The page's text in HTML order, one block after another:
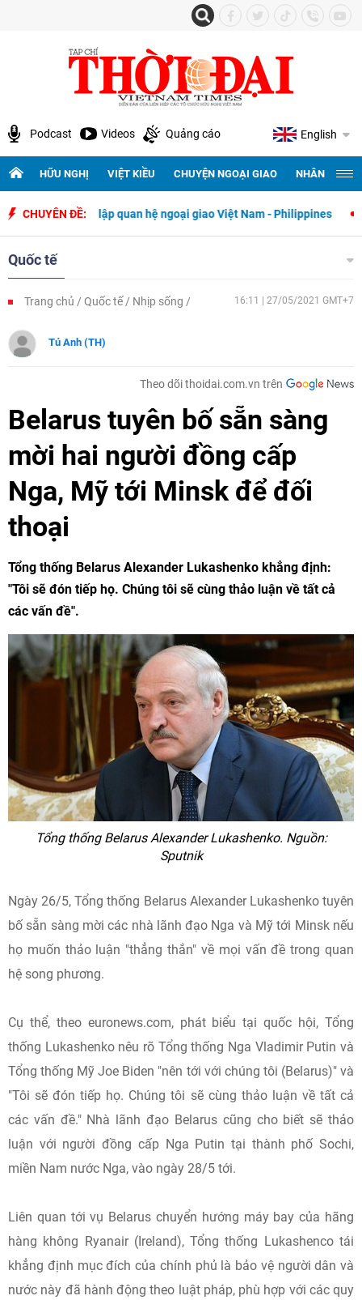
Podcast Videos Quảng cáo English
HỮU NGHỊ VIỆT KIỀU CHUYỆN NGOẠI GIAO NHÂN
CHUYÊN ĐỀ:
thiết lập quan hệ ngoại giao Việt Nam - Philippines 500 ngày
Quốc tế
Trang chủ Quốc tế Nhịp sống 16:11 | 27/05/2021 GMT+7
Tú Anh (TH)
Theo dõi thoidai.com.vn trên
Belarus tuyên bố sẵn sàng
mời hai người đồng cấp
Nga, Mỹ tới Minsk để đối
thoại
Tổng thống Belarus Alexander Lukashenko khẳng định:
"Tôi sẽ đón tiếp họ. Chúng tôi sẽ cùng thảo luận về tất cả
các vấn đề".
Tổng thống Belarus Alexander Lukashenko. Nguồn:
Sputnik
Ngày 26/5, Tổng thống Belarus Alexander Lukashenko tuyên
bố sẵn sàng mời các nhà lãnh đạo Nga và Mỹ tới Minsk nếu
họ muốn thảo luận "thẳng thắn" về mọi vấn đề trong quan
hệ song phương.
Cụ thể, theo euronews.com, phát biểu tại quốc hội, Tổng
thống Lukashenko nêu rõ Tổng thống Nga Vladimir Putin và
Tổng thống Mỹ Joe Biden "nên tới với chúng tôi (Belarus)" và
"Tôi sẽ đón tiếp họ. Chúng tôi sẽ cùng thảo luận về tất cả
các vấn đề." Nhà lãnh đạo Belarus cũng cho biết sẽ thảo
luận với người đồng cấp Nga Putin tại thành phố Sochi,
miền Nam nước Nga, vào ngày 28/5 tới.
Liên quan tới vụ Belarus chuyển hướng máy bay của hãng
hàng không Ryanair (Ireland), Tổng thống Lukashenco tái
khẳng định mục đích của chính phủ là bảo vệ người dân và
nước này đã hành động theo luật pháp, phù hợp với các quy